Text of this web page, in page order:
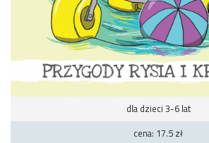
dla dzieci 3-6 lat
cena: 17.5 zł